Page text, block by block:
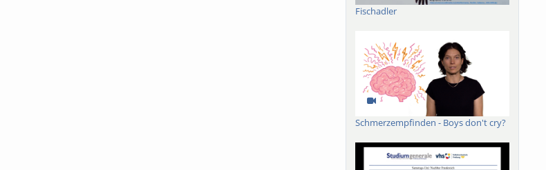
Fischadler
Schmerzempfinden - Boys don't cry?